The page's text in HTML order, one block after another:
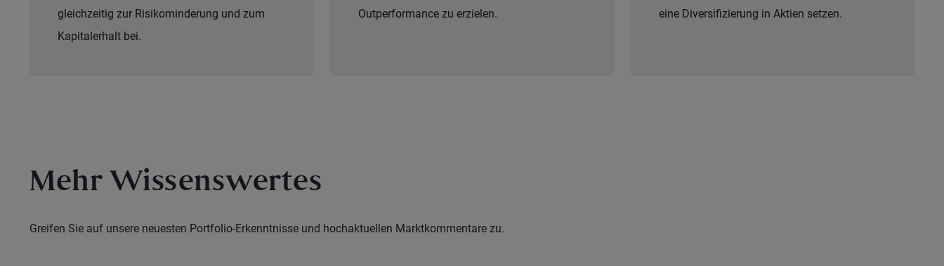
gleichzeitig zur Risikominderung und zum
Kapitalerhalt bei.
Outperformance zu erzielen.
eine Diversifizierung in Aktien setzen.
Mehr Wissenswertes
Greifen Sie auf unsere neuesten Portfolio-Erkenntnisse und hochaktuellen Marktkommentare zu.